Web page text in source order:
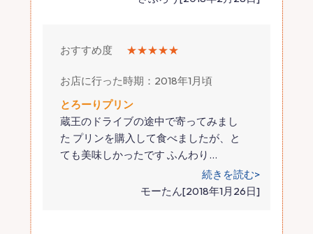
おすすめ度 ★★★★★
お店に行った時期：2018年1月頃
とろーりプリン
蔵王のドライブの途中で寄ってみまし
た プリンを購入して食べましたが、と
ても美味しかったです ふんわり …
続きを読む>
モーたん[2018年1月26日]